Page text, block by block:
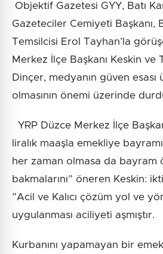
Objektif Gazetesi GYY, Batı
Gazeteciler Cemiyeti Başkanı,
Temsilcisi Erol Tayhan’la
Merkez İlçe Başkanı Keskin ve
Dinçer, medyanın güven esası
olmasının önemi üzerinde
YRP Düzce Merkez İlçe
liralık maaşla emekliye
her zaman olmasa da bayram
bakmalarını” öneren Keskin:
”Acil ve Kalıcı çözüm yol ve
uygulanması aciliyeti aşmıştır.
Kurbanını yapamayan bir